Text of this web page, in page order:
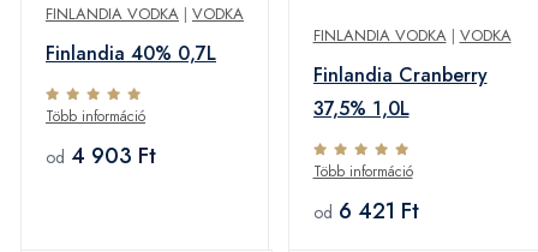
FINLANDIA VODKA | VODKA
Finlandia 40% 0,7L
Több információ
od 4 903 Ft
FINLANDIA VODKA| VODKA
Finlandia Cranberry
37,5% 1,0L
Több információ
od 6 421 Ft